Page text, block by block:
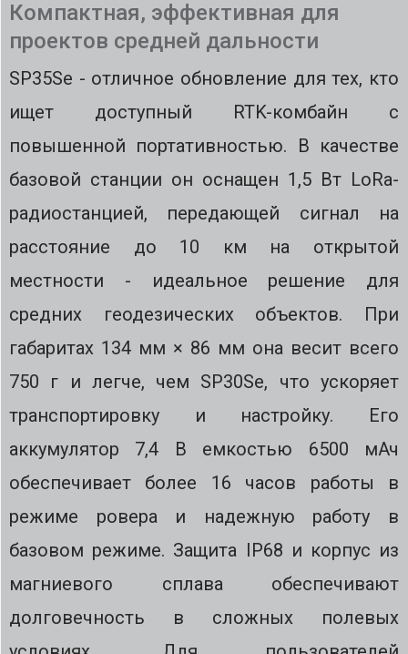
Компактная, эффективная для
проектов средней дальности
SP35Se - отличное обновление для тех, кто
ищет доступный RTK-комбайн с
повышенной портативностью. В качестве
базовой станции он оснащен 1,5 Вт LoRa-
радиостанцией, передающей сигнал на
расстояние до 10 км на открытой
местности - идеальное решение для
средних геодезических объектов. При
габаритах 134 мм × 86 мм она весит всего
750 г и легче, чем SP30Se, что ускоряет
транспортировку и настройку. Его
аккумулятор 7,4 В емкостью 6500 мАч
обеспечивает более 16 часов работы в
режиме ровера и надежную работу в
базовом режиме. Защита IP68 и корпус из
магниевого сплава обеспечивают
долговечность в сложных полевых